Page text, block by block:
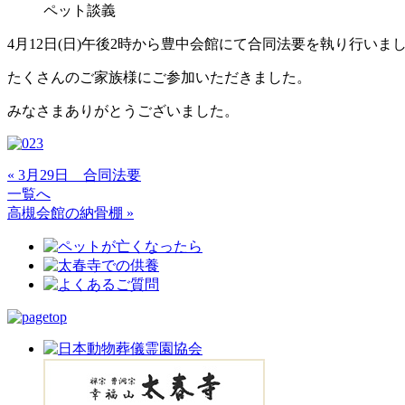
ペット談義
4月12日(日)午後2時から豊中会館にて合同法要を執り行いま
たくさんのご家族様にご参加いただきました。
みなさまありがとうございました。
« 3月29日 合同法要
一覧へ
高槻会館の納骨棚 »